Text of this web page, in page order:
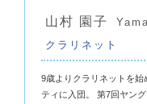
山村 園子
クラリネット
9歳よりクラリネットを
ティに入団。 第7回ヤン